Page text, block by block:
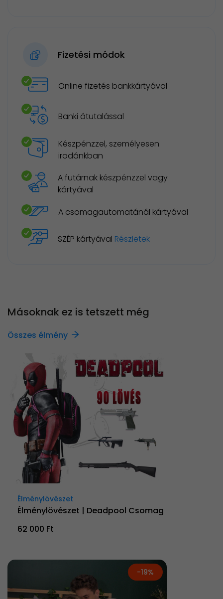
Fizetési módok
Online fizetés bankkártyával
Banki átutalással
Készpénzzel, személyesen
irodánkban
A futárnak készpénzzel vagy
kártyával
A csomagautomatánál kártyával
SZÉP kártyával Részletek
Másoknak ez is tetszett még
Összes élmény
Élménylövészet
Élménylövészet | Deadpool Csomag
62 000 Ft
-19%